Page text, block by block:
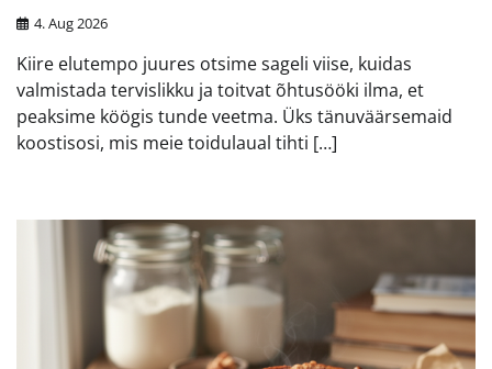
4. Aug 2026
Kiire elutempo juures otsime sageli viise, kuidas
valmistada tervislikku ja toitvat õhtusööki ilma, et
peaksime köögis tunde veetma. Üks tänuväärsemaid
koostisosi, mis meie toidulaual tihti […]